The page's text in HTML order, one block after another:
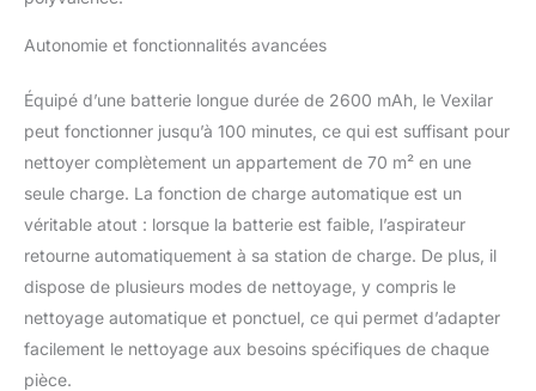
puissance d'aspiration
ramassant facilement les
ordures et la poussière
cachées dans le tapis. Il
peut également éviter les
obstacles, les collisions
ou les chutes de hauteur
Programme de nettoyage
: ce robot aspirateur
nettoie efficacement les
poils, la poussière et les
débris des animaux.
Autonomie et fonctionnalités avancées
Équipé d’une batterie longue durée de 2600 mAh, le Vexilar
peut fonctionner jusqu’à 100 minutes, ce qui est suffisant pour
nettoyer complètement un appartement de 70 m² en une
seule charge. La fonction de charge automatique est un
véritable atout : lorsque la batterie est faible, l’aspirateur
retourne automatiquement à sa station de charge. De plus, il
dispose de plusieurs modes de nettoyage, y compris le
nettoyage automatique et ponctuel, ce qui permet d’adapter
facilement le nettoyage aux besoins spécifiques de chaque
pièce.